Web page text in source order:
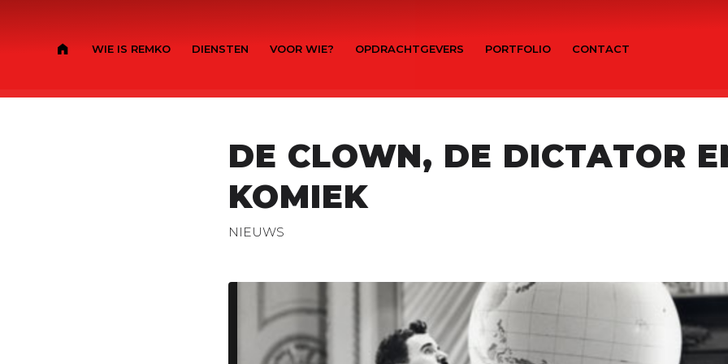
WIE IS REMKO DIENSTEN VOOR WIE? OPDRACHTGEVERS PORTFOLIO CONTACT
DE CLOWN, DE DICTATOR
KOMIEK
NIEUWS